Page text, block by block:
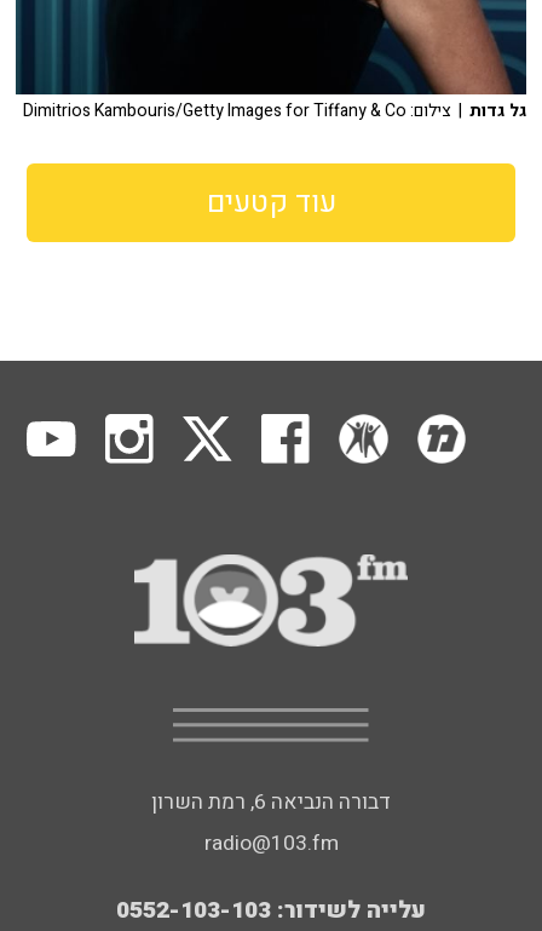
גל גדות | צילום: Dimitrios Kambouris/Getty Images for Tiffany & Co
עוד קטעים
דבורה הנביאה 6, רמת השרון
radio@103.fm
עלייה לשידור: 0552-103-103